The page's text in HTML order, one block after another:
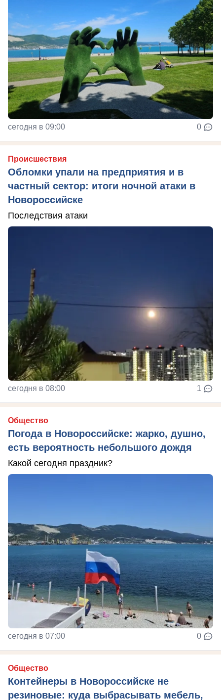
сегодня в 09:00 0
Происшествия
Обломки упали на предприятия и в
частный сектор: итоги ночной атаки в
Новороссийске
Последствия атаки
сегодня в 08:00 1
Общество
Погода в Новороссийске: жарко, душно,
есть вероятность небольшого дождя
Какой сегодня праздник?
сегодня в 07:00 0
Общество
Контейнеры в Новороссийске не
резиновые: куда выбрасывать мебель,